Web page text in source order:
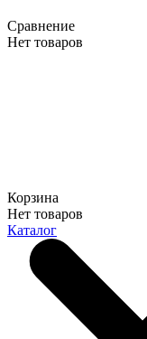
Сравнение
Нет товаров
Корзина
Нет товаров
Каталог